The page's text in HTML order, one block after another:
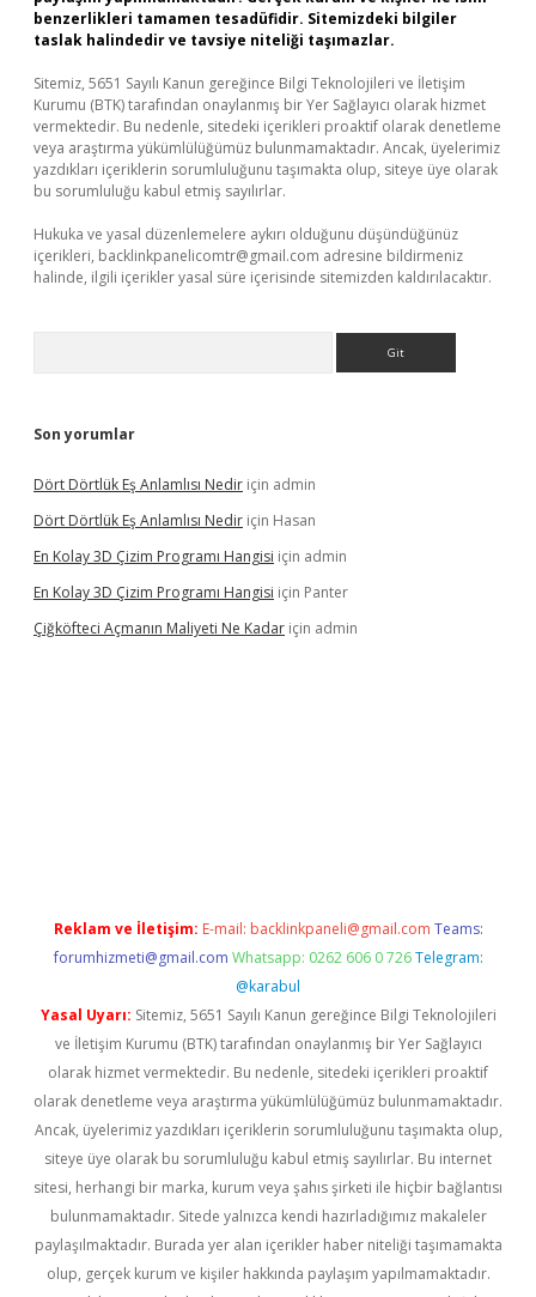
benzerlikleri tamamen tesadüfidir. Sitemizdeki bilgiler
taslak halindedir ve tavsiye niteliği taşımazlar.
Sitemiz, 5651 Sayılı Kanun gereğince Bilgi Teknolojileri ve İletişim
Kurumu (BTK) tarafından onaylanmış bir Yer Sağlayıcı olarak hizmet
vermektedir. Bu nedenle, sitedeki içerikleri proaktif olarak denetleme
veya araştırma yükümlülüğümüz bulunmamaktadır. Ancak, üyelerimiz
yazdıkları içeriklerin sorumluluğunu taşımakta olup, siteye üye olarak
bu sorumluluğu kabul etmiş sayılırlar.
Hukuka ve yasal düzenlemelere aykırı olduğunu düşündüğünüz
içerikleri, backlinkpanelicomtr@gmail.com adresine bildirmeniz
halinde, ilgili içerikler yasal süre içerisinde sitemizden kaldırılacaktır.
Son yorumlar
Dört Dörtlük Eş Anlamlısı Nedir için admin
Dört Dörtlük Eş Anlamlısı Nedir için Hasan
En Kolay 3D Çizim Programı Hangisi için admin
En Kolay 3D Çizim Programı Hangisi için Panter
Çiğköfteci Açmanın Maliyeti Ne Kadar için admin
Reklam ve İletişim: E-mail: backlinkpaneli@gmail.com Teams:
forumhizmeti@gmail.com Whatsapp: 0262 606 0 726 Telegram:
@karabul
Yasal Uyarı: Sitemiz, 5651 Sayılı Kanun gereğince Bilgi Teknolojileri
ve İletişim Kurumu (BTK) tarafından onaylanmış bir Yer Sağlayıcı
olarak hizmet vermektedir. Bu nedenle, sitedeki içerikleri proaktif
olarak denetleme veya araştırma yükümlülüğümüz bulunmamaktadır.
Ancak, üyelerimiz yazdıkları içeriklerin sorumluluğunu taşımakta olup,
siteye üye olarak bu sorumluluğu kabul etmiş sayılırlar. Bu internet
sitesi, herhangi bir marka, kurum veya şahıs şirketi ile hiçbir bağlantısı
bulunmamaktadır. Sitede yalnızca kendi hazırladığımız makaleler
paylaşılmaktadır. Burada yer alan içerikler haber niteliği taşımamakta
olup, gerçek kurum ve kişiler hakkında paylaşım yapılmamaktadır.